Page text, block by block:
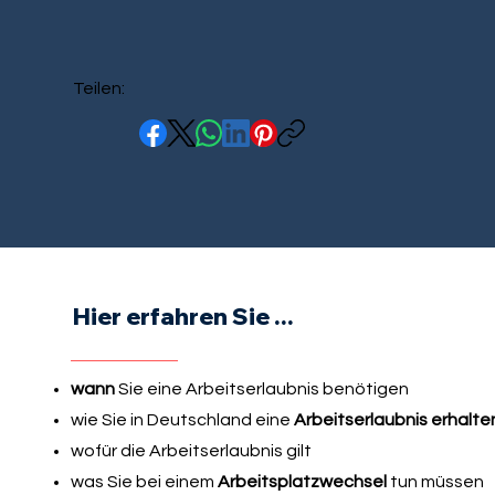
Teilen:
Hier erfahren Sie ...
wannSie eine Arbeitserlaubnis benötigen
wie Sie in Deutschland eine Arbeitserlaubnis
wofür die Arbeitserlaubnis gilt
was Sie bei einem Arbeitsplatzwechsel tun müssen